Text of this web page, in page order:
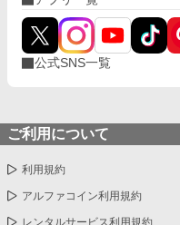
公式SNS一覧
ご利用について
利用規約
アルファコイン利用規約
レンタルサービス利用規約